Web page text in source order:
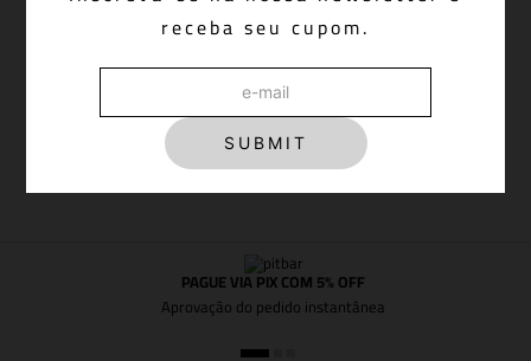
receba seu cupom.
SUBMIT
x deR$266,33sem juros
Adicionar à sacola
PAGUE VIA PIX COM 5% OFF
Aprovação do pedido instantânea